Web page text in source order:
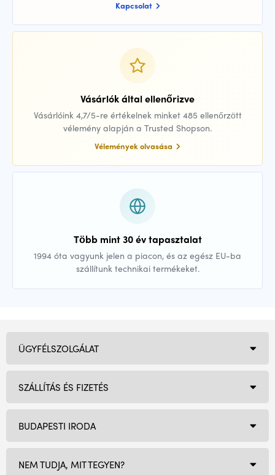
Kapcsolat
Vásárlók által ellenőrizve
Vásárlóink 4,7/5-re értékelnek minket 485 ellenőrzött
vélemény alapján a Trusted Shopson.
Vélemények olvasása
Több mint 30 év tapasztalat
1994 óta vagyunk jelen a piacon, és az egész EU-ba
szállítunk technikai termékeket.
BUDAPESTI IRODA
NEM TUDJA, MIT TEGYEN?
ÜGYFÉLSZOLGÁLAT
SZÁLLÍTÁS ÉS FIZETÉS